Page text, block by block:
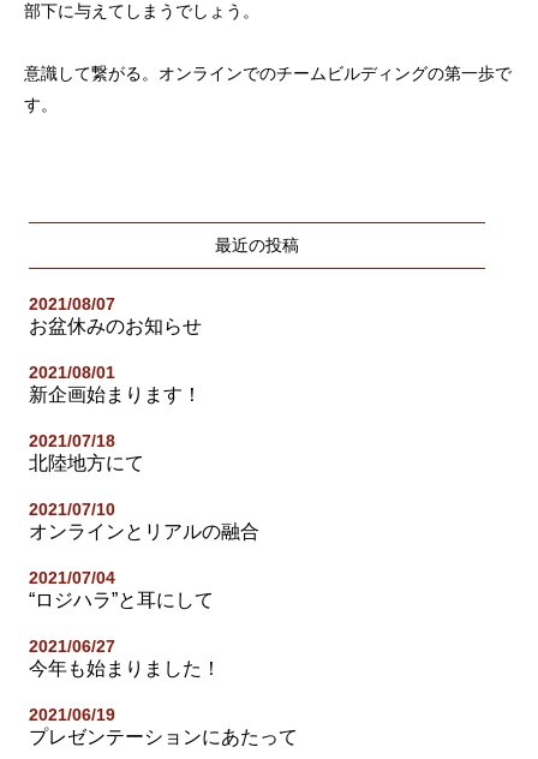
部下に与えてしまうでしょう。
意識して繋がる。オンラインでのチームビルディングの第一歩で
す。
最近の投稿
2021/08/07
お盆休みのお知らせ
2021/08/01
新企画始まります！
2021/07/18
北陸地方にて
2021/07/10
オンラインとリアルの融合
2021/07/04
“ロジハラ”と耳にして
2021/06/27
今年も始まりました！
2021/06/19
プレゼンテーションにあたって